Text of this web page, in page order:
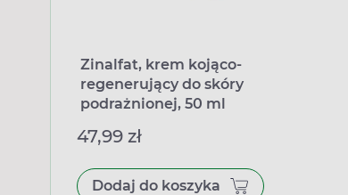
Zinalfat, krem kojąco-
regenerujący do skóry
podrażnionej, 50 ml
47,99 zł
Dodaj do koszyka